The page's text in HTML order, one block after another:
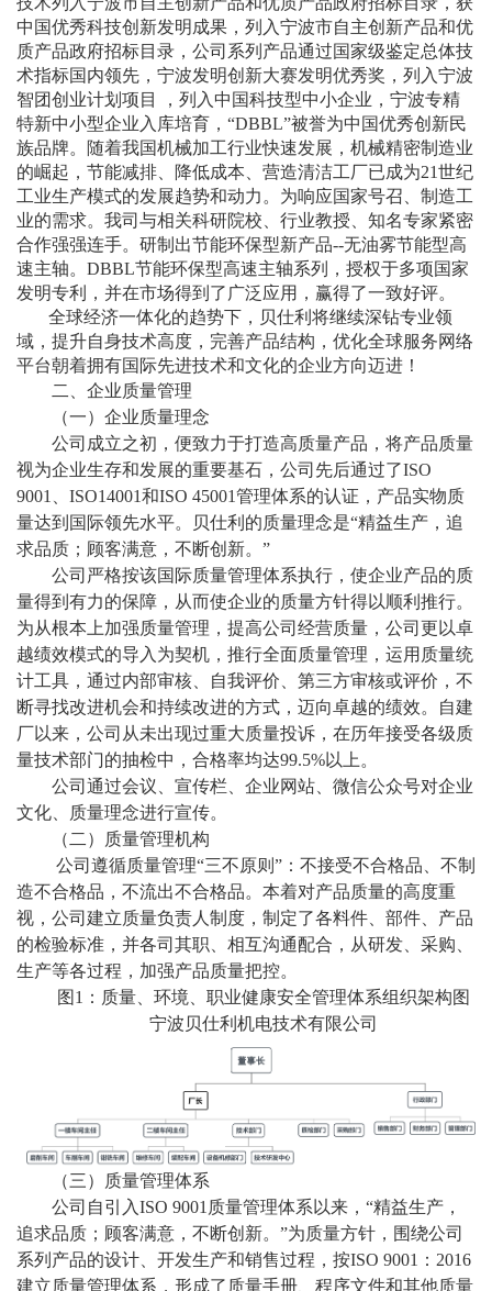
中国优秀科技创新发明成果，列入宁波市自主创新产品和优
质产品政府招标目录，公司系列产品通过国家级鉴定总体技
术指标国内领先，宁波发明创新大赛发明优秀奖，列入宁波
智团创业计划项目
，列入中国科技型中小企业，宁波专精
特新中小型企业入库培育， “DBBL”被誉为中国优秀创新民
族品牌。随着我国机械加工行业快速发展，机械精密制造业
的崛起，节能减排、降低成本、营造清洁工厂已成为21世纪
工业生产模式的发展趋势和动力。为响应国家号召、制造工
业的需求。我司与相关科研院校、行业教授、知名专家紧密
合作强强连手。研制出节能环保型新产品--无油雾节能型高
速主轴。DBBL节能环保型高速主轴系列，授权于多项国家
发明专利，并在市场得到了广泛应用，赢得了一致好评。
全球经济一体化的趋势下，贝仕利将继续深钻专业领
域，提升自身技术高度，完善产品结构，优化全球服务网络
平台朝着拥有国际先进技术和文化的企业方向迈进！
二、企业质量管理
（一）企业质量理念
公司成立之初，便致力于打造高质量产品，将产品质量
视为企业生存和发展的重要基石， 公司 先后通过了ISO
9001
ISO14001和ISO 45001管理体系的认证，产品实物质
量达到国际领先水平。贝仕利的质量理念是“精益生产，追
求品质；顾客满意，不断创新。”
公司 严格按该国际质量管理体系执行，使企业产品的质
量得到有力的保障，从而使企业的质量方针得以顺利推行。
为从根本上加强质量管理，提高公司经营质量，公司更以卓
越绩效模式的导入为契机，推行全面质量管理，运用质量统
计工具，通过内部审核、自我评价、第三方审核或评价，不
断寻找改进机会和持续改进的方式，迈向卓越的绩效。
自建
厂以来，公司从未出现过重大质量投诉，在历年接受各级质
量技术部门的抽检中，合格率均达99.5%以上 。
公司通过会议、宣传栏、企业网站、微信公众号对企业
文化、质量理念进行宣传。
（二）质量管理机构
公司遵循质量管理“三不原则”：不接受不合格品、不制
造不合格品，不流出不合格品。本着对产品质量的高度重
视，公司建立质量负责人制度，制定了各料件、部件、产品
的检验标准，并各司其职、相互沟通配合，从研发、采购、
生产等各过程，加强产品质量把控。
图 1：质量、环境、职业健康安全管理体系组织架构图
宁波贝仕利机电技术有限公司
（三）质量管理体系
公司自引入ISO 9001质量管理体系以来，“精益生产，
追求品质；顾客满意，不断创新。”为质量方针，围绕公司
系列产品的设计、开发生产和销售过程，按ISO 9001：2016
建立质量管理体系，形成了质量手册、程序文件和其他质量